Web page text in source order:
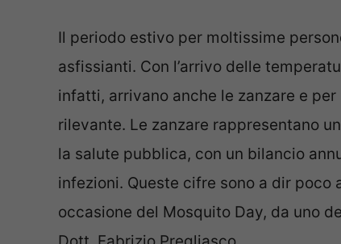
Il periodo estivo per moltissime
asfissianti. Con l’arrivo delle
infatti, arrivano anche le zanzare e
rilevante. Le zanzare rappresentano
la salute pubblica, con un bilancio
infezioni. Queste cifre sono a dir
occasione del Mosquito Day, da uno